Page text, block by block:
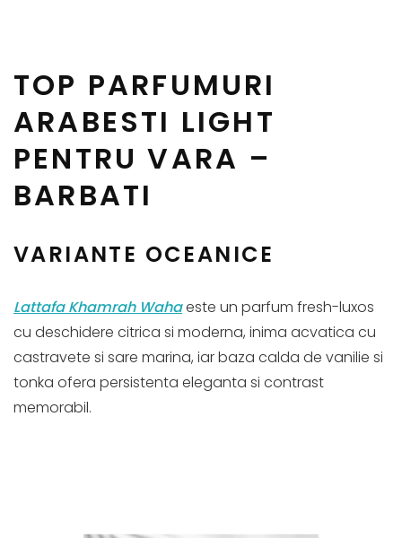
TOP PARFUMURI
ARABESTI LIGHT
PENTRU VARA –
BARBATI
VARIANTE OCEANICE
Lattafa Khamrah Wahaeste un parfum fresh-luxos
cu deschidere citrica si moderna, inima acvatica cu
castravete si sare marina, iar baza calda de vanilie si
tonka ofera persistenta eleganta si contrast
memorabil.